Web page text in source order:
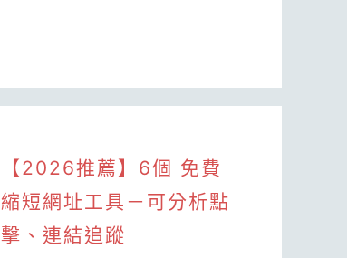
【2026推薦】6個 免費
縮短網址工具－可分析點
擊、連結追蹤